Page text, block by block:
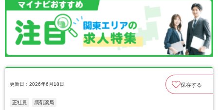
更新日：2026年6月18日 保存する
正社員 調剤薬局